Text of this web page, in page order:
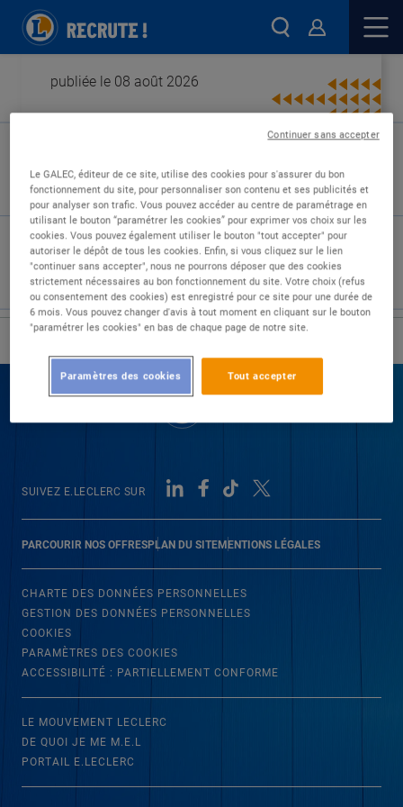
publiée le 08 août 2026
Type de contrat :
Expérience :
Études :
PARCOURIR NOS OFFRESPLAN DU SITEMENTIONS LÉGALES
SUIVEZ E.LECLERC SUR
CHARTE DES DONNÉES PERSONNELLES
GESTION DES DONNÉES PERSONNELLES
COOKIES
PARAMÈTRES DES COOKIES
ACCESSIBILITÉ : PARTIELLEMENT CONFORME
LE MOUVEMENT LECLERC
DE QUOI JE ME M.E.L
PORTAIL E.LECLERC
Le GALEC, éditeur de ce site, utilise des cookies pour s'assurer du bon
fonctionnement du site, pour personnaliser son contenu et ses publicités et
pour analyser son trafic. Vous pouvez accéder au centre de paramétrage en
utilisant le bouton “paramétrer les cookies” pour exprimer vos choix sur les
cookies. Vous pouvez également utiliser le bouton "tout accepter" pour
autoriser le dépôt de tous les cookies. Enfin, si vous cliquez sur le lien
"continuer sans accepter", nous ne pourrons déposer que des cookies
strictement nécessaires au bon fonctionnement du site. Votre choix (refus
ou consentement des cookies) est enregistré pour ce site pour une durée de
6 mois. Vous pouvez changer d'avis à tout moment en cliquant sur le bouton
"paramétrer les cookies" en bas de chaque page de notre site.
Tout accepter
Paramètres des cookies
Continuer sans accepter